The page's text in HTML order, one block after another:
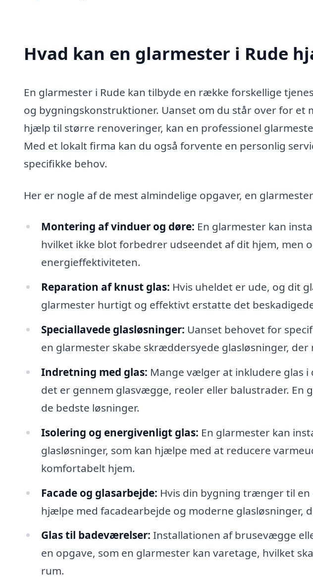
Hvad kan en glarmester i Rude
En glarmester i Rude kan tilbyde en række forskellige
og bygningskonstruktioner. Uanset om du står over for
hjælp til større renoveringer, kan en professionel
Med et lokalt firma kan du også forvente en personlig
specifikke behov.
Her er nogle af de mest almindelige opgaver, en
Montering af vinduer og døre: En glarmester kan
hvilket ikke blot forbedrer udseendet af dit hjem, men
energieffektiviteten.
Reparation af knust glas: Hvis uheldet er ude, og dit
glarmester hurtigt og effektivt erstatte det
Speciallavede glasløsninger: Uanset behovet for
en glarmester skabe skræddersyede glasløsninger, der
Indretning med glas: Mange vælger at inkludere glas
det er gennem glasvægge, reoler eller balustrader. En
de bedste løsninger.
Isolering og energivenligt glas: En glarmester kan
glasløsninger, som kan hjælpe med at reducere
komfortabelt hjem.
Facade og glasarbejde: Hvis din bygning trænger til
hjælpe med facadearbejde og moderne glasløsninger,
Glas til badeværelser: Installationen af brusevægge
en opgave, som en glarmester kan varetage, hvilket
rum.